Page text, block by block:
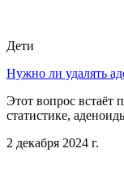
Дети
Нужно ли удалять
Этот вопрос встаёт
статистике,
2 декабря 2024 г.